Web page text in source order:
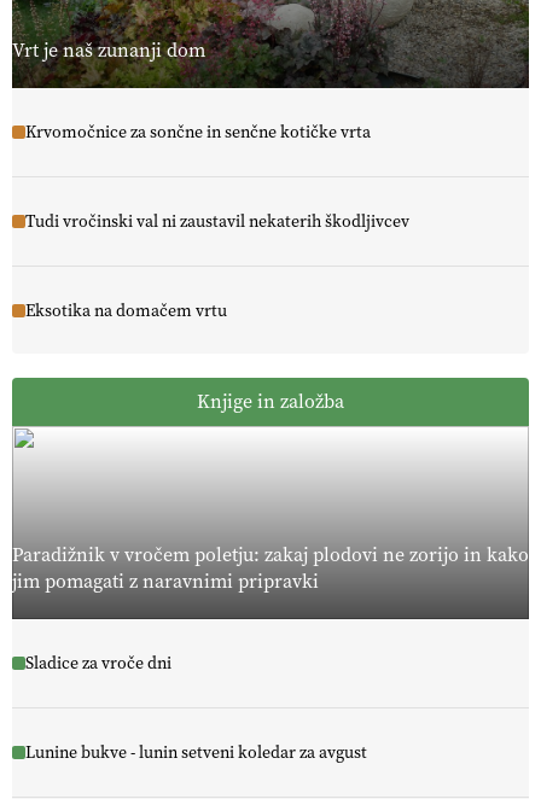
Vrt je naš zunanji dom
Krvomočnice za sončne in senčne kotičke vrta
Tudi vročinski val ni zaustavil nekaterih škodljivcev
Eksotika na domačem vrtu
Knjige in založba
Paradižnik v vročem poletju: zakaj plodovi ne zorijo in kako
jim pomagati z naravnimi pripravki
Sladice za vroče dni
Lunine bukve - lunin setveni koledar za avgust